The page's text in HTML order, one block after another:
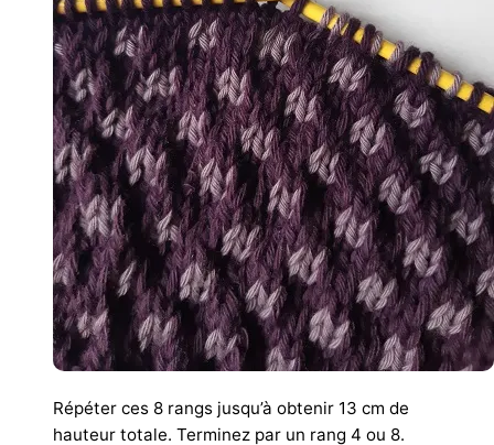
Répéter ces 8 rangs jusqu’à obtenir 13 cm de
hauteur totale. Terminez par un rang 4 ou 8.